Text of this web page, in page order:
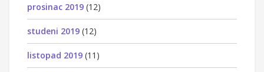
prosinac 2019 (12)
studeni 2019 (12)
listopad 2019 (11)